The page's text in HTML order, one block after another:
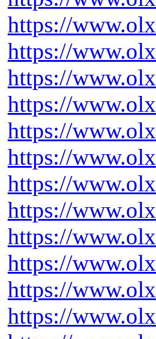
https://
https://
https://
https://
https://
https://
https://
https://
https://
https://
https://
https://